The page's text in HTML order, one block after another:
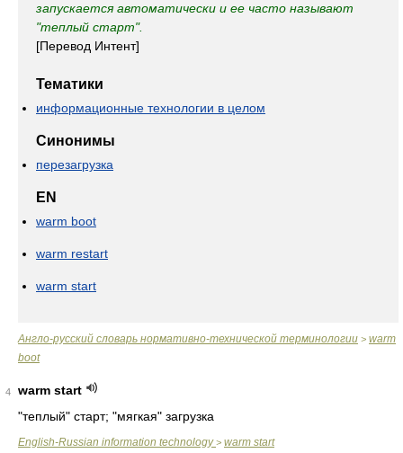
запускается автоматически и ее часто называют
"теплый старт".
[Перевод Интент]
Тематики
информационные технологии в целом
Синонимы
перезагрузка
EN
warm boot
warm restart
warm start
Англо-русский словарь нормативно-технической терминологии > warm
boot
4
warm start
"теплый" старт; "мягкая" загрузка
English-Russian information technology> warm start